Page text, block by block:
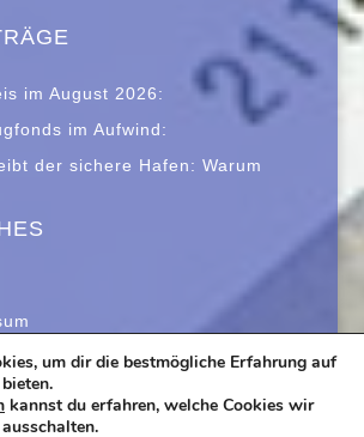
im August 2026:
spricht für eine Erholung –
im Aufwind:
trotzt Immobilienkrise
der sichere Hafen: Warum
sind
um dir die bestmögliche Erfahrung auf
kannst du erfahren, welche Cookies wir